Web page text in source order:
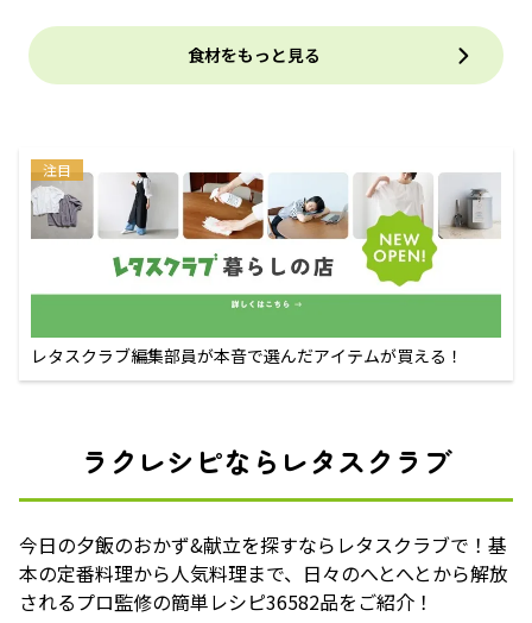
食材をもっと見る
注目
レタスクラブ編集部員が本音で選んだアイテムが買える！
ラクレシピならレタスクラブ
今日の夕飯のおかず&献立を探すならレタスクラブで！基
本の定番料理から人気料理まで、日々のへとへとから解放
されるプロ監修の簡単レシピ36582品をご紹介！